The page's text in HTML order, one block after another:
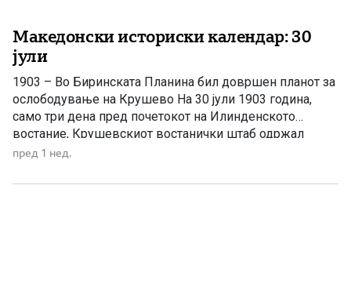
Македонски историски календар: 30
јули
1903 – Во Биринската Планина бил довршен планот за
ослободување на Крушево На 30 јули 1903 година,
само три дена пред почетокот на Илинденското
востание, Крушевскиот востанички штаб одржал
состанок во Биринската Планина. Присуствувале
Тома Никлев, Андреја Димов–Докурчев и Тодор
пред 1 нед.